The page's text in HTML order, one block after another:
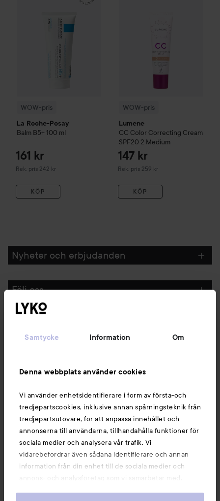
Samtycke Information Om
Denna webbplats använder cookies
Vi använder enhetsidentifierare i form av första-och
tredjepartscookies, inklusive annan spårningsteknik från
tredjepartsutövare, för att anpassa innehållet och
annonserna till användarna, tillhandahålla funktioner för
sociala medier och analysera vår trafik. Vi
vidarebefordrar även sådana identifierare och annan
information från din enhet till de sociala medier och
annons- och analysföretag som vi samarbetar med.
WOW-pris
La Roche-Posay
Balm B5+ 100 ml
161 kr
Rek. pris 242 kr
Rekommenderat pris 242 kr
KÖP
WOW-pris
Lumene
CC Color Correcting Cream
SPF20 2 Medium
147 kr
Rek. pris 259 kr
Rekommenderat pris 259 kr
KÖP
Nyheter och erbjudanden
Följ oss
Du kanske också gillar